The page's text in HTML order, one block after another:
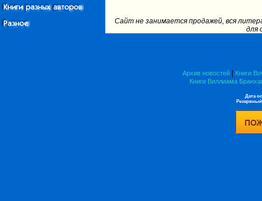
Сайт не занимается продажей, вся
для
Архив новостей|
Книги
Книги Виллиама
Дата